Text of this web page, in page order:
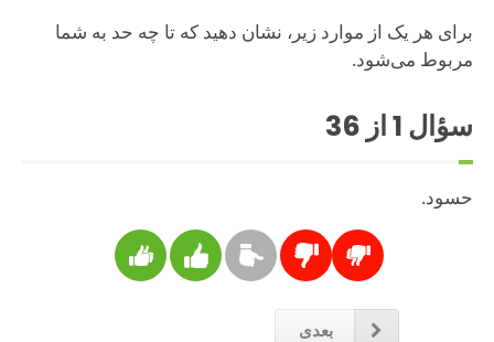
برای هر یک از موارد زیر، نشان دهید که تا چه حد به شما
مربوط می‌شود.
سؤال 1از 36
حسود.
بعدی